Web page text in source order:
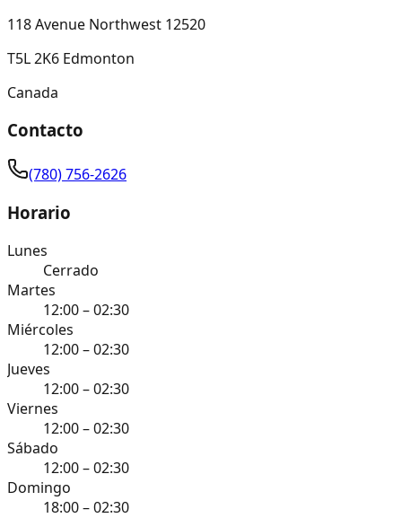
118 Avenue Northwest 12520
T5L 2K6 Edmonton
Canada
Contacto
(780) 756-2626
Horario
Lunes
Cerrado
Martes
12:00 – 02:30
Miércoles
12:00 – 02:30
Jueves
12:00 – 02:30
Viernes
12:00 – 02:30
Sábado
12:00 – 02:30
Domingo
18:00 – 02:30